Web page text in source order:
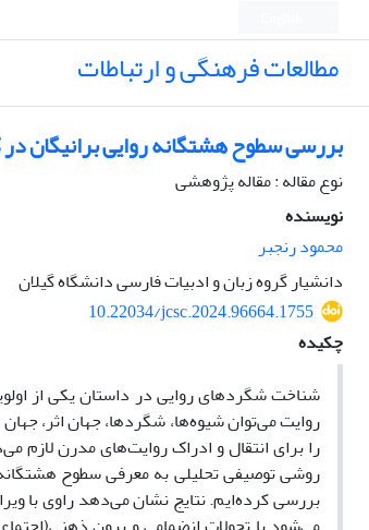
مطالعات فرهنگی و ارتباطات
بررسی سطوح هشتگانه روایی برانیگان
نوع مقاله : مقاله پژوهشی
نویسنده
محمود رنجبر
دانشیار گروه زبان و ادبیات فارسی دانشگاه گیلان
10.22034/jcsc.2024.96664.1755
چکیده
شناخت شگردهای روایی در داستان یکی از
روایت می‌توان شیوه‌ها، شگردها، جهان اثر،
را برای انتقال و ادراک روایت‌های مدرن
روشی توصیفی تحلیلی به معرفی سطوح
بررسی کرده‌ایم. نتایج نشان می‌دهد راوی با